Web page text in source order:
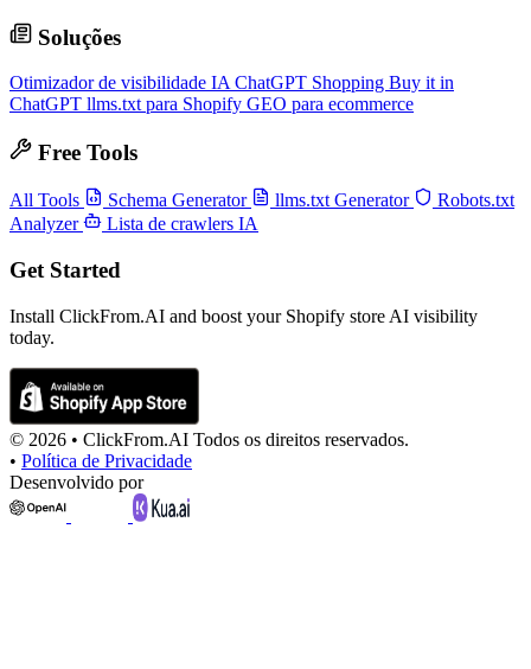
Soluções
Otimizador de visibilidade IA ChatGPT Shopping Buy it in
ChatGPT llms.txt para Shopify GEO para ecommerce
Free Tools
All Tools Schema Generator llms.txt Generator
Robots.txt
Analyzer
Lista de crawlers IA
Get Started
Install ClickFrom.AI and boost your Shopify store AI visibility
today.
© 2026 • ClickFrom.AI Todos os direitos reservados.
• Política de Privacidade
Desenvolvido por